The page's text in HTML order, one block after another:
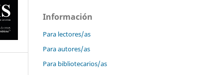
Información
Para lectores/as
Para autores/as
Para bibliotecarios/as